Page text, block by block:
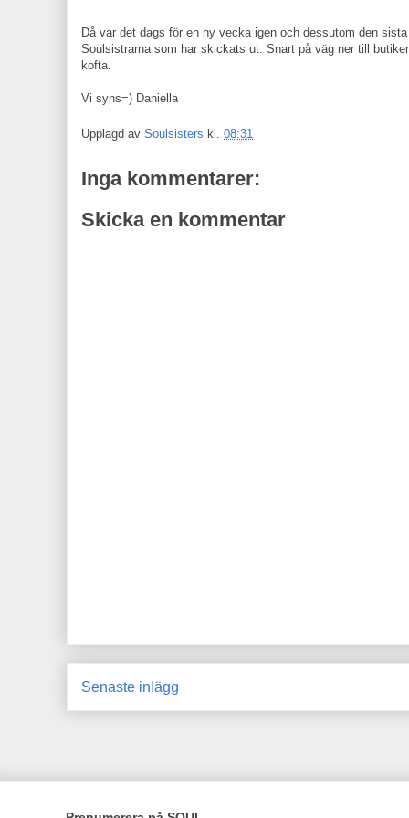
Då var det dags för en ny vecka igen och dessutom den
Soulsistrarna som har skickats ut. Snart på väg ner till
kofta.
Vi syns=) Daniella
Upplagd av Soulsisters kl. 08:31
Inga kommentarer:
Skicka en kommentar
Senaste inlägg